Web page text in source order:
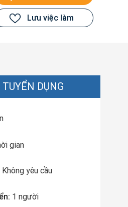
Lưu việc làm
DỤNG
gian
Không yêu cầu
1 người